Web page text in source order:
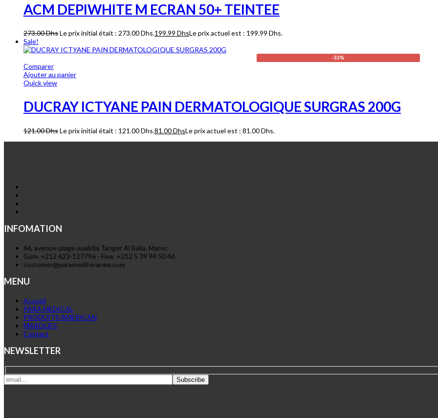
ACM DEPIWHITE M ECRAN 50+ TEINTEE
273.00DhsLe prix initial était : 273.00 Dhs.199.99 DhsLe prix actuel est : 199.99 Dhs.
Sale!
-33%
Comparer
Ajouter au panier
Quick view
DUCRAY ICTYANE PAIN DERMATOLOGIQUE SURGRAS 200G
121.00DhsLe prix initial était : 121.00 Dhs.81.00DhsLe prix actuel est : 81.00 Dhs.
INFOMATION
66, avenue plage oualidia Tanger Al Balia, Maroc
Gsm. +212 623-127796 - Fixe. +212 5 39 94 50 46
customer@paramediteranee.com
MENU
Accueil
PARA MEDICAL
PRODUITS AMERICAN
MARQUES
Contact
NEWSLETTER